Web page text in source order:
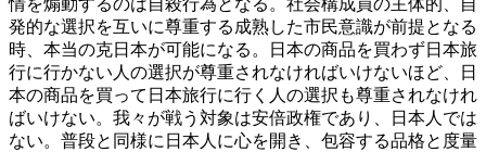
情を煽動するのは自殺行為となる。社会構成員の主体的、自
発的な選択を互いに尊重する成熟した市民意識が前提となる
時、本当の克日本が可能になる。日本の商品を買わず日本旅
行に行かない人の選択が尊重されなければいけないほど、日
本の商品を買って日本旅行に行く人の選択も尊重されなけれ
ばいけない。我々が戦う対象は安倍政権であり、日本人では
ない。普段と同様に日本人に心を開き、包容する品格と度量